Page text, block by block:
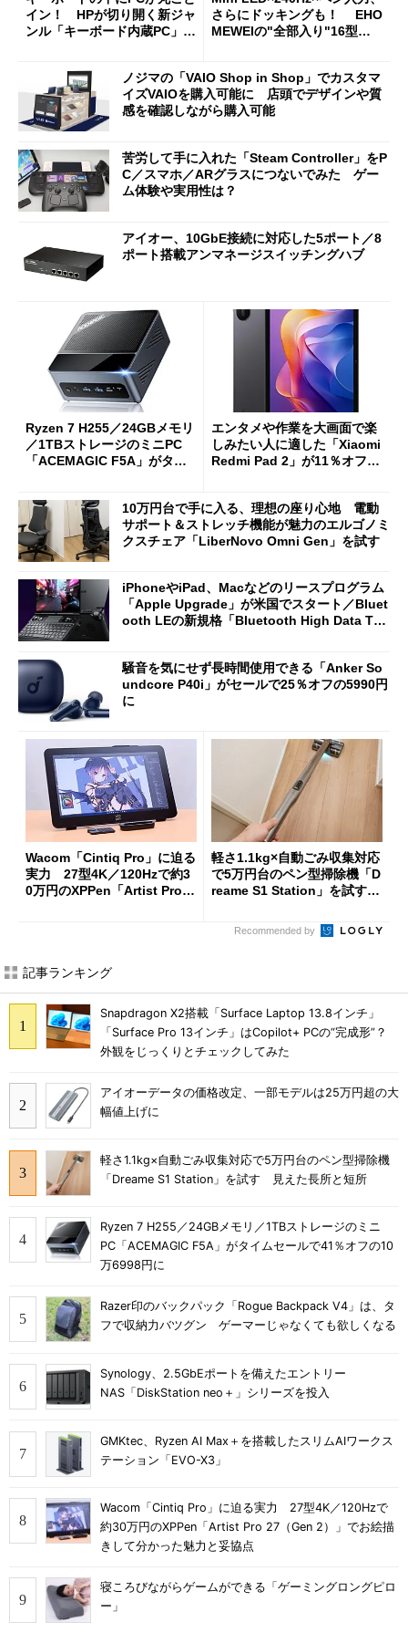
イン！ HPが切り開く新ジャ
ンル「キーボード内蔵PC」の
さらにドッキングも！ EHO
MEWEIの"全部入り"16型モ
ノジマの「VAIO Shop in Shop」でカスタマ
イズVAIOを購入可能に 店頭でデザインや質
感を確認しながら購入可能
苦労して手に入れた「Steam Controller」をP
C／スマホ／ARグラスにつないでみた ゲー
ム体験や実用性は？
アイオー、10GbE接続に対応した5ポート／8
ポート搭載アンマネージスイッチングハブ
Ryzen 7 H255／24GBメモリ
／1TBストレージのミニPC
「ACEMAGIC F5A」がタイ
エンタメや作業を大画面で楽
しみたい人に適した「Xiaomi
Redmi Pad 2」が11％オフの
10万円台で手に入る、理想の座り心地 電動
サポート＆ストレッチ機能が魅力のエルゴノミ
クスチェア「LiberNovo Omni Gen」を試す
iPhoneやiPad、Macなどのリースプログラム
「Apple Upgrade」が米国でスタート／Bluet
ooth LEの新規格「Bluetooth High Data Thr
騒音を気にせず長時間使用できる「Anker So
undcore P40i」がセールで25％オフの5990円
に
Wacom「Cintiq Pro」に迫る
実力 27型4K／120Hzで約3
0万円のXPPen「Artist Pro 2
軽さ1.1kg×自動ごみ収集対応
で5万円台のペン型掃除機「D
reame S1 Station」を試す
Recommended by
記事ランキング
Snapdragon X2搭載「Surface Laptop 13.8インチ」
「Surface Pro 13インチ」はCopilot+ PCの“完成形”？
外観をじっくりとチェックしてみた
アイオーデータの価格改定、一部モデルは25万円超の大
幅値上げに
軽さ1.1kg×自動ごみ収集対応で5万円台のペン型掃除機
「Dreame S1 Station」を試す 見えた長所と短所
Ryzen 7 H255／24GBメモリ／1TBストレージのミニ
PC「ACEMAGIC F5A」がタイムセールで41％オフの10
万6998円に
Razer印のバックパック「Rogue Backpack V4」は、タ
フで収納力バツグン ゲーマーじゃなくても欲しくなる
Synology、2.5GbEポートを備えたエントリー
NAS「DiskStation neo＋」シリーズを投入
GMKtec、Ryzen AI Max＋を搭載したスリムAIワークス
テーション「EVO-X3」
Wacom「Cintiq Pro」に迫る実力 27型4K／120Hzで
約30万円のXPPen「Artist Pro 27（Gen 2）」でお絵描
きして分かった魅力と妥協点
寝ころびながらゲームができる「ゲーミングロングピロ
ー」